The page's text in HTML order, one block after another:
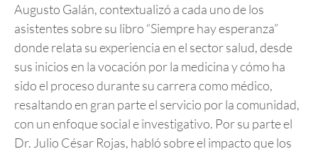
Augusto Galán, contextualizó a cada uno de los
asistentes sobre su libro “Siempre hay esperanza”
donde relata su experiencia en el sector salud, desde
sus inicios en la vocación por la medicina y cómo ha
sido el proceso durante su carrera como médico,
resaltando en gran parte el servicio por la comunidad,
con un enfoque social e investigativo. Por su parte el
Dr. Julio César Rojas, habló sobre el impacto que los